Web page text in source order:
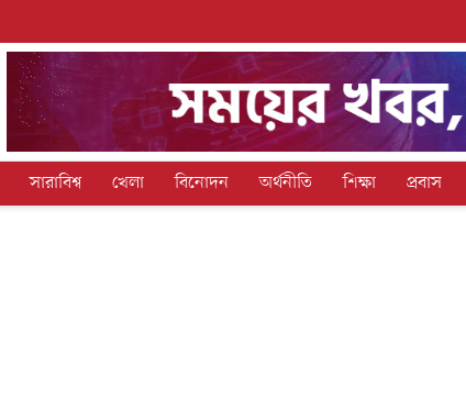
সারাবিশ্ব খেলা বিনোদন অর্থনীতি শিক্ষা প্রবাস